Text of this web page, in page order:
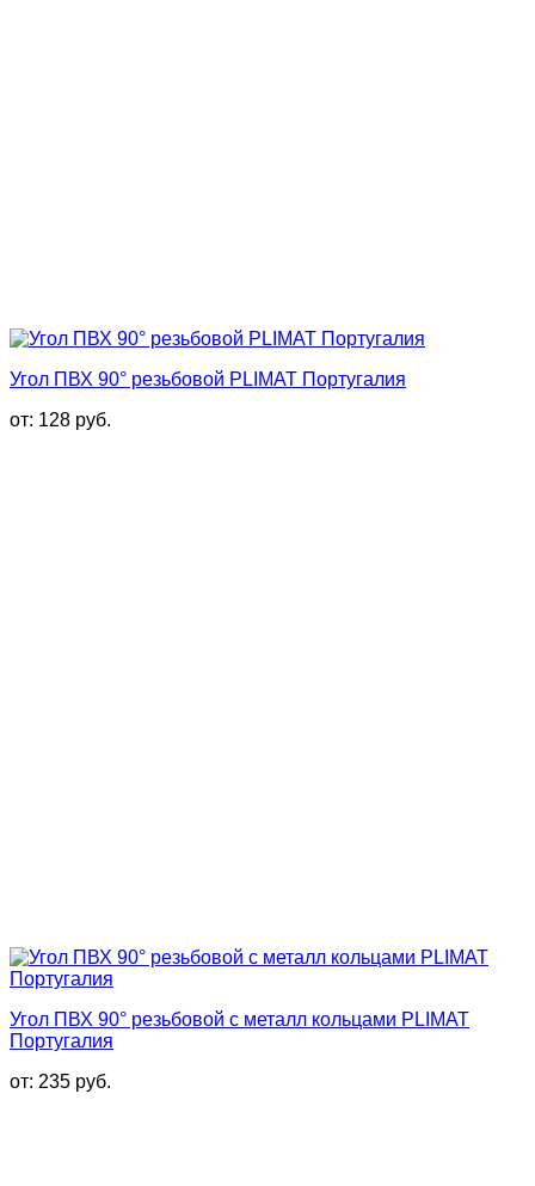
Угол ПВХ 90° резьбовой PLIMAT Португалия
от: 128 руб.
Угол ПВХ 90° резьбовой с металл кольцами PLIMAT
Португалия
от: 235 руб.